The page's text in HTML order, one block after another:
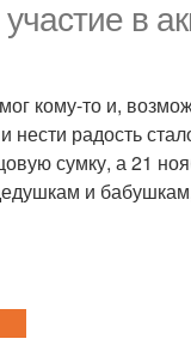
в
кому-то и,
радость
сумку, а 21
и